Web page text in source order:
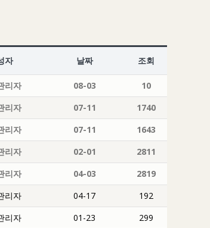
자 날짜 조회
리자 08-03 10
리자 07-11 1740
리자 07-11 1643
리자 02-01 2811
리자 04-03
2819
리자 04-17
192
리자 01-23
299